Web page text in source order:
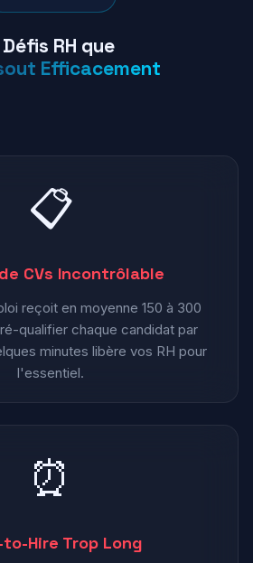
RH que
Efficacement
📋
CVs Incontrôlable
reçoit en moyenne 150 à 300
qualifier chaque candidat par
minutes libère vos RH pour
l'essentiel.
⏰
to-Hire Trop Long